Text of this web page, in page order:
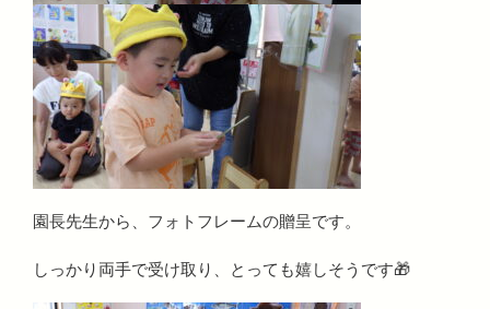
園長先生から、フォトフレームの贈呈です。
しっかり両手で受け取り、とっても嬉しそうです🎁